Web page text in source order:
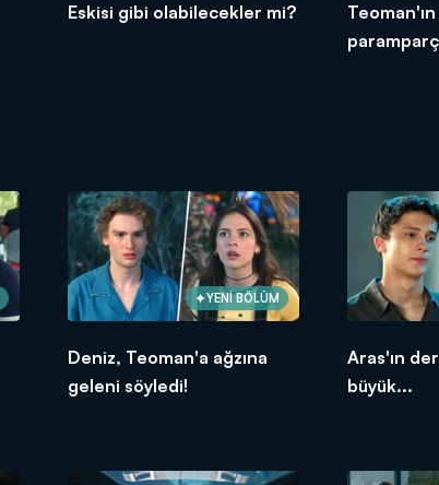
Eskisi gibi olabilecekler mi?
YENİ BÖLÜM
Deniz, Teoman'a ağzına
geleni söyledi!
Aras'ın
büyük...